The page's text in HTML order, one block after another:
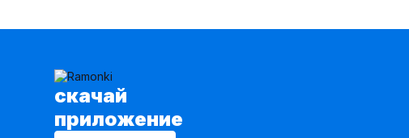
cкачай
приложение